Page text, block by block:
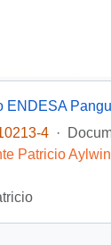
4 ·
Patricio